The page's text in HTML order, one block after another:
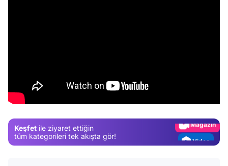
Keşfet ile ziyaret ettiğin
tüm kategorileri tek akışta gör!
Video